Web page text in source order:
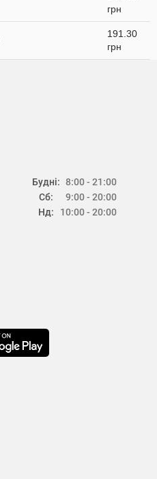
грн
191.30
грн
Будні:
Сб:
Нд:
8:00 - 21:00
9:00 - 20:00
10:00 - 20:00